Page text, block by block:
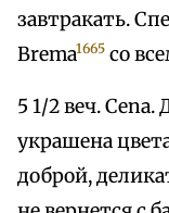
завтракать.
Brema1665 со
5 1/2 веч. Cena.
украшена
доброй,